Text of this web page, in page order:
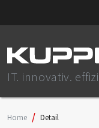
IT. innovativ.
Home Detail